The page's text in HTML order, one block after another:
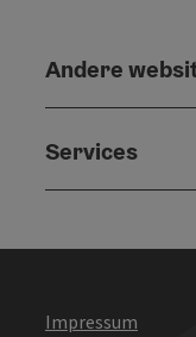
Andere
Services
Impressum